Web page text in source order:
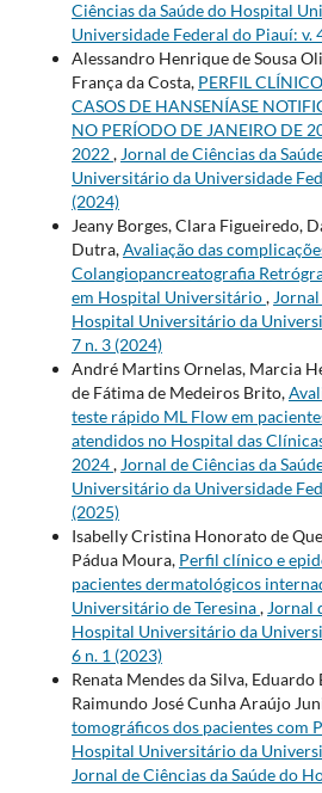
Ciências da Saúde do Hospital
Universidade Federal do Piauí: v.
Alessandro Henrique de Sousa
França da Costa, PERFIL
CASOS DE HANSENÍASE
NO PERÍODO DE JANEIRO DE
2022,Jornal de Ciências da
Universitário da Universidade
(2024)
Jeany Borges, Clara Figueiredo,
Dutra,Avaliação das
Colangiopancreatografia
em Hospital Universitário,Jornal
Hospital Universitário da
7 n. 3 (2024)
André Martins Ornelas, Marcia
de Fátima de Medeiros Brito,
teste rápido ML Flow em
atendidos no Hospital das
2024,Jornal de Ciências da
Universitário da Universidade
(2025)
Isabelly Cristina Honorato de
Pádua Moura, Perfil clínico e
pacientes dermatológicos
Universitário de Teresina,Jornal
Hospital Universitário da
6 n. 1 (2023)
Renata Mendes da Silva,
Raimundo José Cunha Araújo
tomográficos dos pacientes com
Hospital Universitário da
Jornal de Ciências da Saúde do